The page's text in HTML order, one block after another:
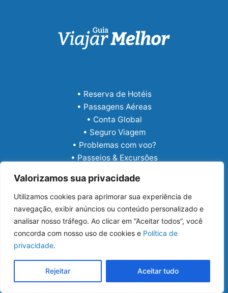
Valorizamos sua privacidade
Utilizamos cookies para aprimorar sua experiência de
navegação, exibir anúncios ou conteúdo personalizado e
analisar nosso tráfego. Ao clicar em “Aceitar todos”, você
concorda com nosso uso de cookies e Política de
privacidade.
Rejeitar Aceitar tudo
• Reserva de Hotéis
• Passagens Aéreas
• Conta Global
• Seguro Viagem
• Problemas com voo?
• Passeios & Excursões
Copyright © 2026 Guia Viajar Melhor